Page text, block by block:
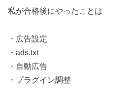
私が合格後にやったことは
・広告設定
・ads.txt
・自動広告
・プラグイン調整